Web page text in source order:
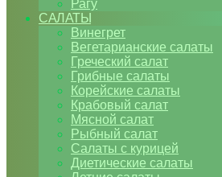
Рагу
САЛАТЫ
Винегрет
Вегетарианские салаты
Греческий салат
Грибные салаты
Корейские салаты
Крабовый салат
Мясной салат
Рыбный салат
Салаты с курицей
Диетические салаты